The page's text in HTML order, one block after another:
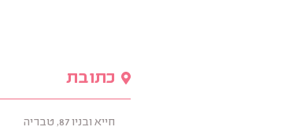
כתובת
חייא ובניו 87, טבריה